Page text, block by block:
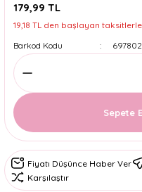
179,99 TL
19,18 TL den başlayan
Barkod Kodu
Sepete
Fiyatı Düşünce Haber Ver
Karşılaştır